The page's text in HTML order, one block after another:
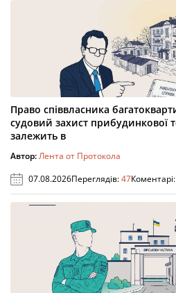
Право співвласника
судовий захист прибудинкової
залежить в
Автор:Лента от Протокола
07.08.2026Переглядів:47Коментарі: